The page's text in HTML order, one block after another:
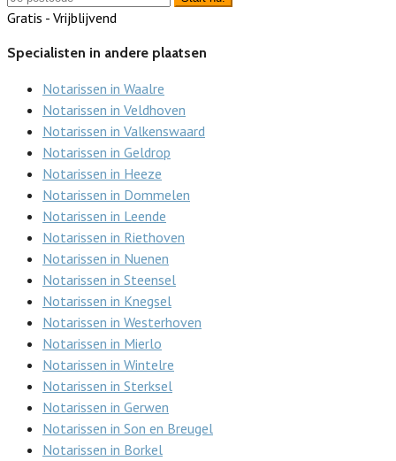
Gratis - Vrijblijvend
Specialisten in andere plaatsen
Notarissen in Waalre
Notarissen in Veldhoven
Notarissen in Valkenswaard
Notarissen in Geldrop
Notarissen in Heeze
Notarissen in Dommelen
Notarissen in Leende
Notarissen in Riethoven
Notarissen in Nuenen
Notarissen in Steensel
Notarissen in Knegsel
Notarissen in Westerhoven
Notarissen in Mierlo
Notarissen in Wintelre
Notarissen in Sterksel
Notarissen in Gerwen
Notarissen in Son en Breugel
Notarissen in Borkel